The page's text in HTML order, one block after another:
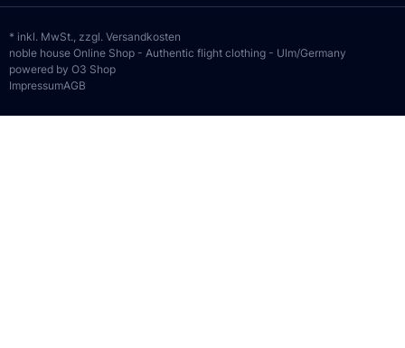
* inkl. MwSt., zzgl. Versandkosten
noble house Online Shop - Authentic flight clothing - Ulm/Germany
powered by O3 Shop
ImpressumAGB